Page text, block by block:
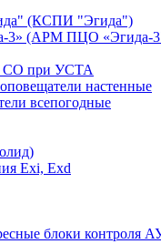
(КСПИ "Эгида")
3» (АРМ ПЦО «Эгида-
СО при УСТА
настенные
всепогодные
Exi, Exd
блоки контроля